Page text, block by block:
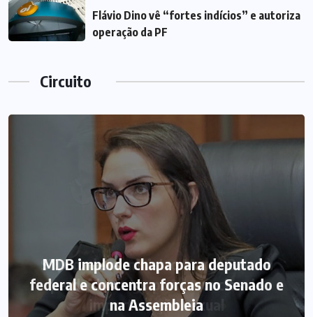
Flávio Dino vê “fortes indícios” e autoriza
operação da PF
Circuito
MDB implode chapa para deputado
federal e concentra forças no Senado e
na Assembleia